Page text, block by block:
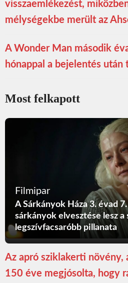
visszaemlékezést,
mélységekbe merült az
A Wonder Man második
hónappal a bejelentés után
Most felkapott
Filmipar
A Sárkányok Háza 3. évad
sárkányok elvesztése lesz a
legszívfacsaróbb pillanata
Az apró sziklakerti növény,
150 éve megjósolta, hogy